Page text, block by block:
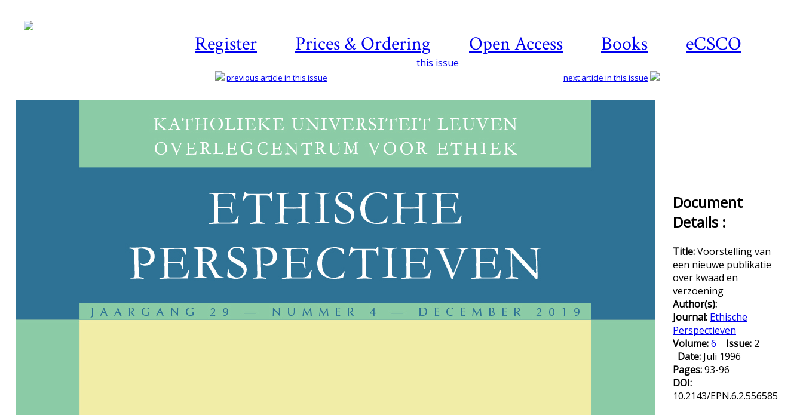
Register Prices & Ordering Open Access Books eCSCO
this issue
previous article in this issue next article in this issue
Document
Details :
Title:Voorstelling van
een nieuwe publikatie
over kwaad en
verzoening
Author(s):
Journal: Ethische
Perspectieven
Volume:6 Issue: 2
Date: Juli 1996
Pages:93-96
DOI:
10.2143/EPN.6.2.556585